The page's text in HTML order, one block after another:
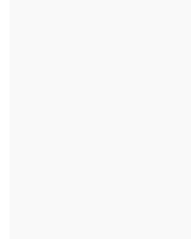
Att mäta hur vi
– Många gånger